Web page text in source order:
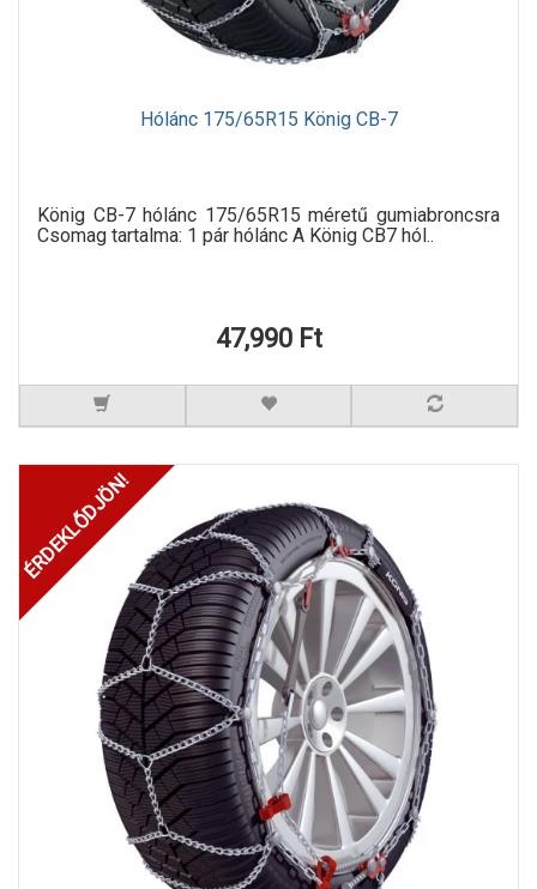
Hólánc 175/65R15 König CB-7
König CB-7 hólánc 175/65R15 méretű gumiabroncsra
Csomag tartalma: 1 pár hólánc A König CB7 hól..
47,990 Ft
ÉRDEKLŐDJÖN!